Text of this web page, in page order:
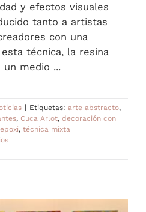
y efectos visuales
tanto a artistas
con una
técnica, la resina
medio ...
| Etiquetas: arte abstracto,
, Cuca Arlot, decoración con
, técnica mixta